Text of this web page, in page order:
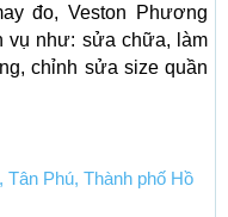
đo, Veston Phương
vụ như: sửa chữa, làm
chỉnh sửa size quần
Tân Phú, Thành phố Hồ